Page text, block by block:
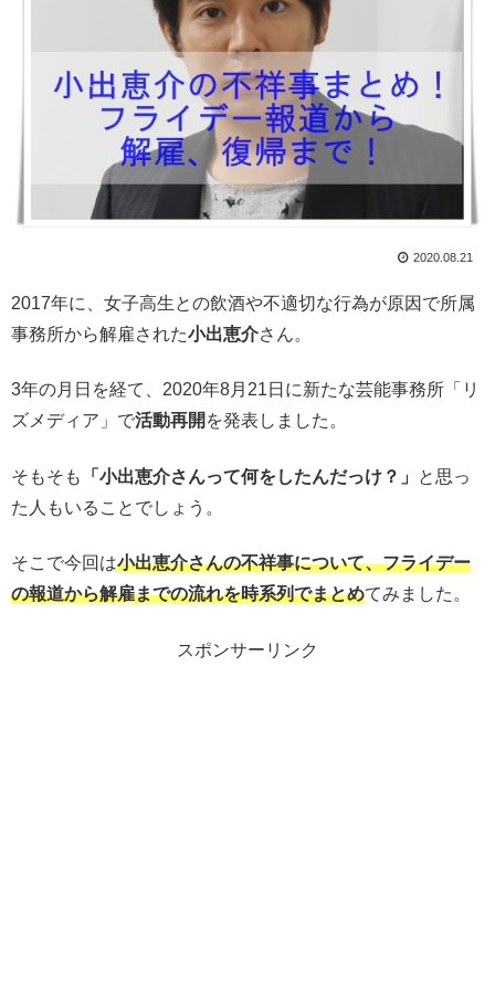
2020.08.21
2017年に、女子高生との飲酒や不適切な行為が原因で所属
事務所から解雇された小出恵介さん。
3年の月日を経て、2020年8月21日に新たな芸能事務所「リ
ズメディア」で活動再開 を発表しました。
そもそも 「小出恵介さんって何をしたんだっけ？」
と思っ
た人もいることでしょう。
そこで今回は小出恵介さんの不祥事について、フライデー
の報道から解雇までの流れを時系列でまとめてみました。
スポンサーリンク